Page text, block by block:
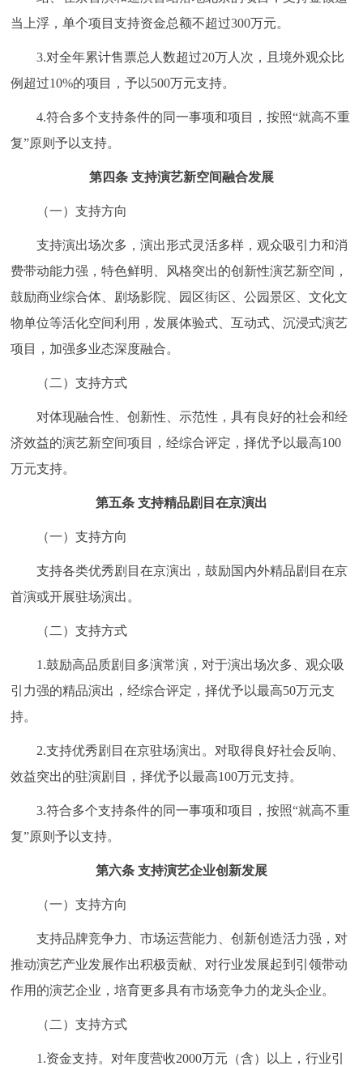
当上浮，单个项目支持资金总额不超过300万元。
3.对全年累计售票总人数超过20万人次，且境外观众比
例超过10%的项目，予以500万元支持。
4.符合多个支持条件的同一事项和项目，按照“就高不重
复”原则予以支持。
第四条 支持演艺新空间融合发展
（一）支持方向
支持演出场次多，演出形式灵活多样，观众吸引力和消
费带动能力强，特色鲜明、风格突出的创新性演艺新空间，
鼓励商业综合体、剧场影院、园区街区、公园景区、文化文
物单位等活化空间利用，发展体验式、互动式、沉浸式演艺
项目，加强多业态深度融合。
（二）支持方式
对体现融合性、创新性、示范性，具有良好的社会和经
济效益的演艺新空间项目，经综合评定，择优予以最高100
万元支持。
第五条 支持精品剧目在京演出
（一）支持方向
支持各类优秀剧目在京演出，鼓励国内外精品剧目在京
首演或开展驻场演出。
（二）支持方式
1.鼓励高品质剧目多演常演，对于演出场次多、观众吸
引力强的精品演出，经综合评定，择优予以最高50万元支
持。
2.支持优秀剧目在京驻场演出。对取得良好社会反响、
效益突出的驻演剧目，择优予以最高100万元支持。
3.符合多个支持条件的同一事项和项目，按照“就高不重
复”原则予以支持。
第六条 支持演艺企业创新发展
（一）支持方向
支持品牌竞争力、市场运营能力、创新创造活力强，对
推动演艺产业发展作出积极贡献、对行业发展起到引领带动
作用的演艺企业，培育更多具有市场竞争力的龙头企业。
（二）支持方式
1.资金支持。对年度营收2000万元（含）以上，行业引